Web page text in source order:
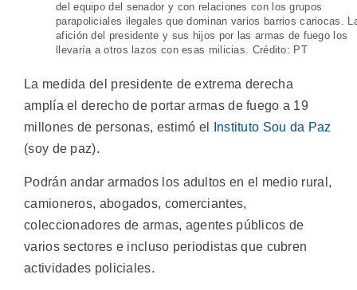
del equipo del senador y con relaciones con los grupos
parapoliciales ilegales que dominan varios barrios cariocas.
afición del presidente y sus hijos por las armas de fuego los
llevaría a otros lazos con esas milicias. Crédito: PT
La medida del presidente de extrema derecha
amplía el derecho de portar armas de fuego a 19
millones de personas, estimó el
Instituto Sou da Paz
(soy de paz).
Podrán andar armados los adultos en el medio rural,
camioneros, abogados, comerciantes,
coleccionadores de armas, agentes públicos de
varios sectores e incluso periodistas que cubren
actividades policiales.